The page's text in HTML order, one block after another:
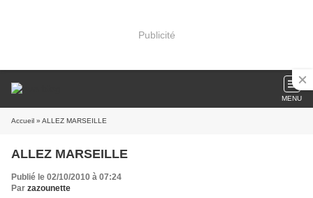
Publicité
MENU
Accueil » ALLEZ MARSEILLE
ALLEZ MARSEILLE
Publié le 02/10/2010 à 07:24
Par zazounette